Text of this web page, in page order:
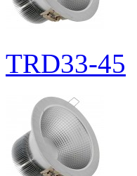
TRD33-45